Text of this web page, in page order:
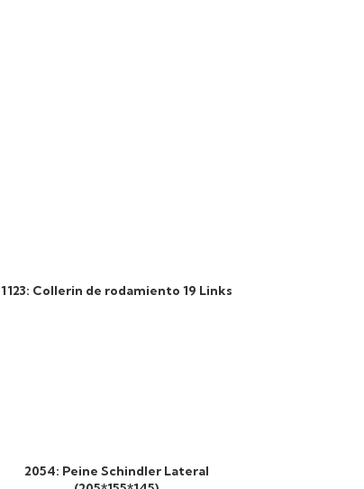
1123: Collerin de rodamiento 19 Links
2054: Peine Schindler Lateral